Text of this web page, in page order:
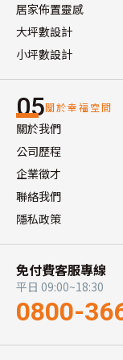
居家佈置靈感
大坪數設計
小坪數設計
05關於幸福空間
關於我們
公司歷程
企業徵才
聯絡我們
隱私政策
免付費客服專線
平日 09:00~18:30
0800-